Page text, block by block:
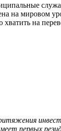
на мировом
на
первых